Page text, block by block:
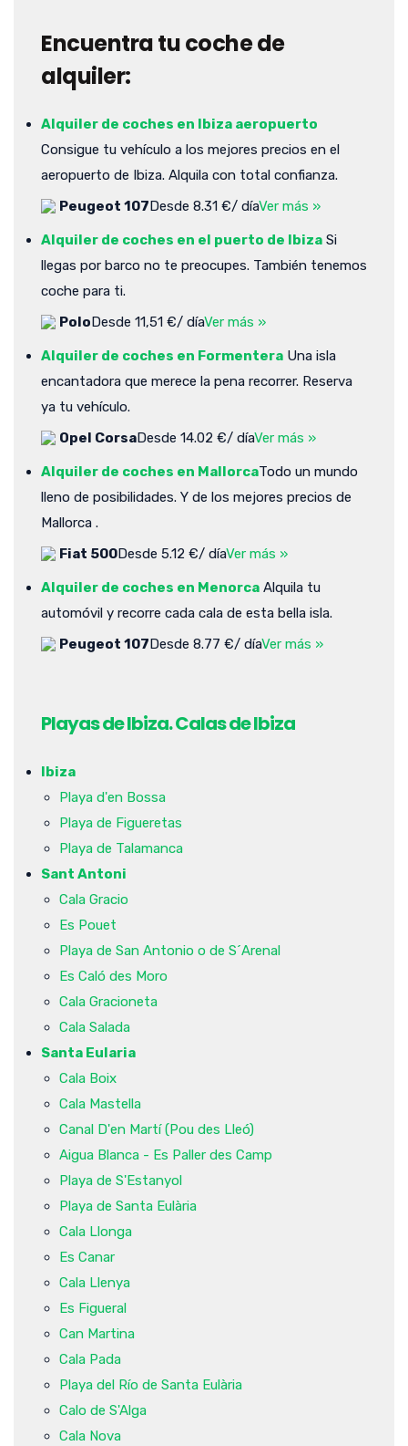
Encuentra tu coche de
alquiler:
Alquiler de coches en Ibiza aeropuerto
Consigue tu vehículo a los mejores precios en el
aeropuerto de Ibiza. Alquila con total confianza.
Peugeot 107Desde 8.31 €/ díaVer más »
Alquiler de coches en el puerto de Ibiza Si
llegas por barco no te preocupes. También tenemos
coche para ti.
PoloDesde 11,51 €/ díaVer más »
Alquiler de coches en Formentera Una isla
encantadora que merece la pena recorrer. Reserva
ya tu vehículo.
Opel CorsaDesde 14.02 €/ díaVer más »
Alquiler de coches en MallorcaTodo un mundo
lleno de posibilidades. Y de los mejores precios de
Mallorca .
Fiat 500Desde 5.12 €/ díaVer más »
Alquiler de coches en Menorca Alquila tu
automóvil y recorre cada cala de esta bella isla.
Peugeot 107Desde 8.77 €/ díaVer más »
Playas de Ibiza. Calas de Ibiza
Ibiza
Playa d'en Bossa
Playa de Figueretas
Playa de Talamanca
Sant Antoni
Cala Gracio
Es Pouet
Playa de San Antonio o de S´Arenal
Es Caló des Moro
Cala Gracioneta
Cala Salada
Santa Eularia
Cala Boix
Cala Mastella
Canal D'en Martí (Pou des Lleó)
Aigua Blanca - Es Paller des Camp
Playa de S'Estanyol
Playa de Santa Eulària
Cala Llonga
Es Canar
Cala Llenya
Es Figueral
Can Martina
Cala Pada
Playa del Río de Santa Eulària
Calo de S'Alga
Cala Nova